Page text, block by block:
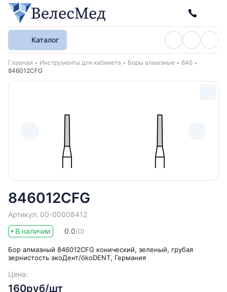
Каталог
Хлебные крошки
Главная Инструменты для кабинета Боры алмазные
846
846012CFG
846012CFG
Артикул: 00-00008412
В наличии
0.0(0)
Бор алмазный 846012CFG конический, зеленый, грубая
зернистость экоДент/ökoDENT, Германия
Цена:
160руб/шт